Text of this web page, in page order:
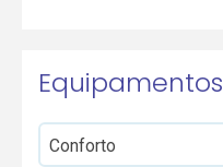
Equipamentos